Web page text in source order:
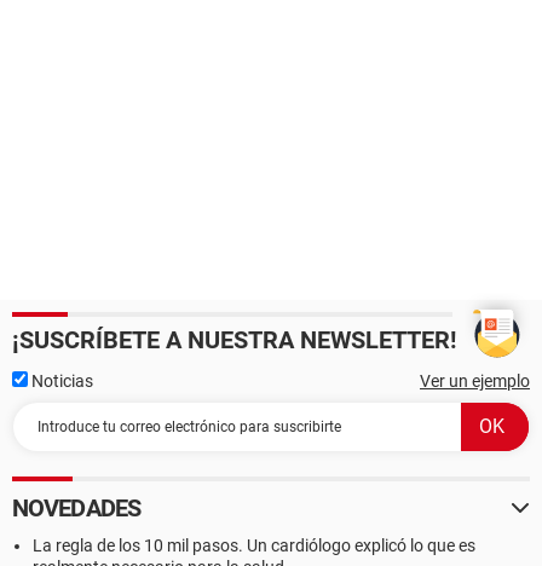
¡SUSCRÍBETE A NUESTRA NEWSLETTER!
Noticias Ver un ejemplo
NOVEDADES
La regla de los 10 mil pasos. Un cardiólogo explicó lo que es